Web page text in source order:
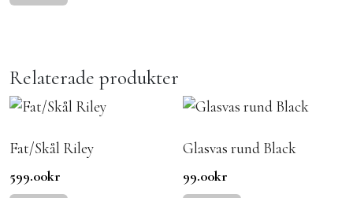
Relaterade produkter
Fat/Skål Riley
599.00kr
Glasvas rund Black
99.00kr